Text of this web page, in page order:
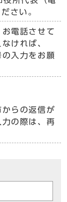
さい。
電話させて
ければ、
の入力をお願
らの返信が
の際は、再